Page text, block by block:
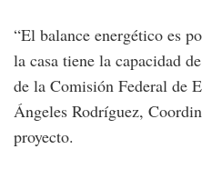
“El balance energético es
la casa tiene la capacidad
de la Comisión Federal de
Ángeles Rodríguez,
proyecto.